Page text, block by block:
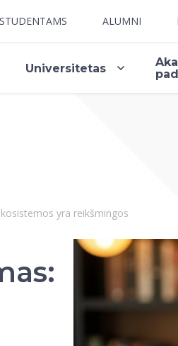
STUDENTAMS ALUMNI
Universitetas
yra reikšmingos